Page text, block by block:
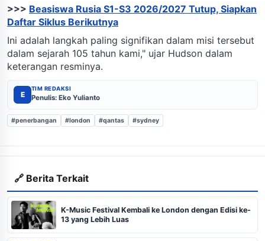
>>> Beasiswa Rusia S1-S3 2026/2027 Tutup, Siapkan
Daftar Siklus Berikutnya
Ini adalah langkah paling signifikan dalam misi tersebut
dalam sejarah 105 tahun kami," ujar Hudson dalam
keterangan resminya.
E
TIM REDAKSI
Penulis: Eko Yulianto
#penerbangan #london #qantas #sydney
🔗 Berita Terkait
K-Music Festival Kembali ke London dengan Edisi ke-
13 yang Lebih Luas